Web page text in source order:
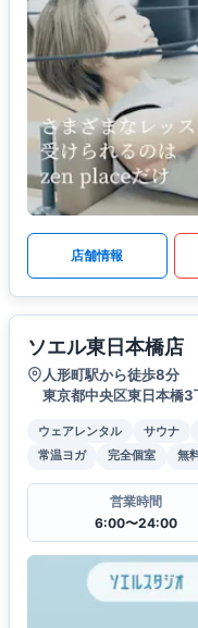
店舗情報
ソエル東日本橋店
人形町駅から徒歩8分
東京都中央区東日本橋
ウェアレンタル サウナ
常温ヨガ
完全個室 無
営業時間
6:00〜24:00